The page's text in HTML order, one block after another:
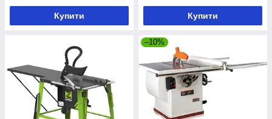
Купити Купити
–10%